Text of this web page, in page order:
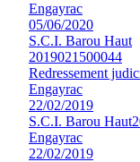
Engayrac
05/06/2020
S.C.I. Barou Haut
2019021500044
Redressement
Engayrac
22/02/2019
S.C.I. Barou Haut
Engayrac
22/02/2019